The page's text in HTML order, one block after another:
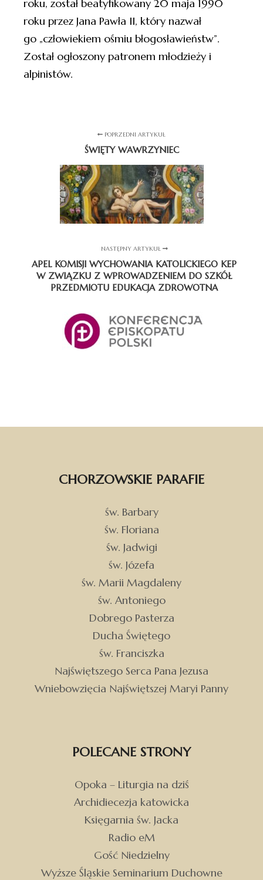
roku, został beatyfikowany 20 maja 1990
roku przez Jana Pawła II, który nazwał
go „człowiekiem ośmiu błogosławieństw”.
Został ogłoszony patronem młodzieży i
alpinistów.
POPRZEDNI ARTYKUŁ
ŚWIĘTY WAWRZYNIEC
NASTĘPNY ARTYKUŁ
APEL KOMISJI WYCHOWANIA KATOLICKIEGO KEP
W ZWIĄZKU Z WPROWADZENIEM DO SZKÓŁ
PRZEDMIOTU EDUKACJA ZDROWOTNA
CHORZOWSKIE PARAFIE
św. Barbary
św. Floriana
św. Jadwigi
św. Józefa
św. Marii Magdaleny
św. Antoniego
Dobrego Pasterza
Ducha Świętego
św. Franciszka
Najświętszego Serca Pana Jezusa
Wniebowzięcia Najświętszej Maryi Panny
POLECANE STRONY
Opoka – Liturgia na dziś
Archidiecezja katowicka
Księgarnia św. Jacka
Radio eM
Gość Niedzielny
Wyższe Śląskie Seminarium Duchowne